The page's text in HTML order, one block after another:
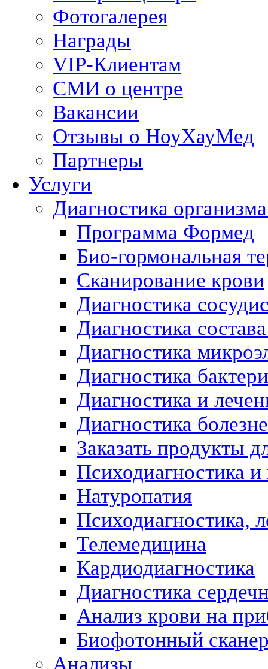
Фотогалерея
Награды
VIP-Клиентам
СМИ о центре
Вакансии
Отзывы о НоуХауМед
Партнеры
Услуги
Диагностика
Программа Формед
Био-гормональная
Сканирование крови
Диагностика
Диагностика
Диагностика
Диагностика
Диагностика и
Диагностика
Заказать продукты
Психодиагностика
Натуропатия
Психодиагностика,
Телемедицина
Кардиодиагностика
Диагностика
Анализ крови на
Биофотонный
Анализы